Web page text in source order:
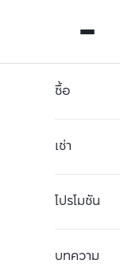
ซื้อ
เช่า
โปรโมชัน
บทความ